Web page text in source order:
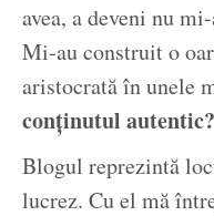
avea, a deveni nu
Mi-au construit o
aristocrată în unele
conținutul
Blogul reprezintă
lucrez. Cu el mă